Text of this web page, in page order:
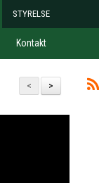
STYRELSE
Kontakt
>
<